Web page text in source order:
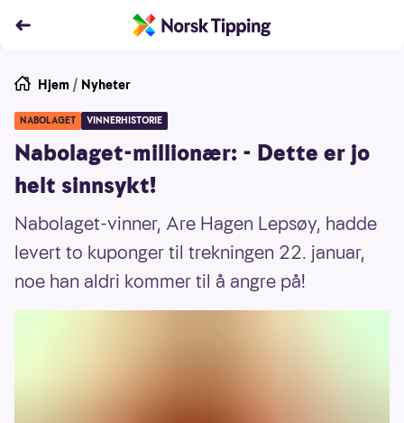
Hjem / Nyheter
NABOLAGET VINNERHISTORIE
Nabolaget-millionær: - Dette er jo
helt sinnsykt!
Nabolaget-vinner, Are Hagen Lepsøy, hadde
levert to kuponger til trekningen 22. januar,
noe han aldri kommer til å angre på!